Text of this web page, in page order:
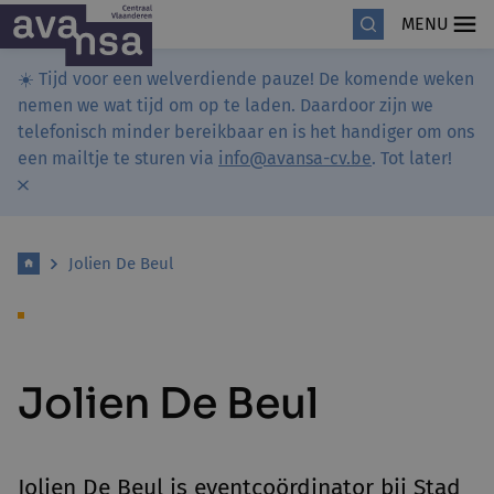
MENU
☀️ Tijd voor een welverdiende pauze! De komende weken
nemen we wat tijd om op te laden. Daardoor zijn we
telefonisch minder bereikbaar en is het handiger om ons
een mailtje te sturen via info@avansa-cv.be. Tot later!
Jolien De Beul
Jolien De Beul
Jolien De Beul is eventcoördinator bij Stad